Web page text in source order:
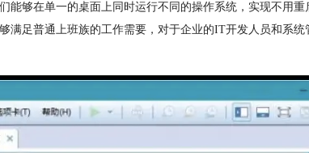
能够在单一的桌面上同时运行不同的操作系统，实现不用
满足普通上班族的工作需要，对于企业的IT开发人员和系统